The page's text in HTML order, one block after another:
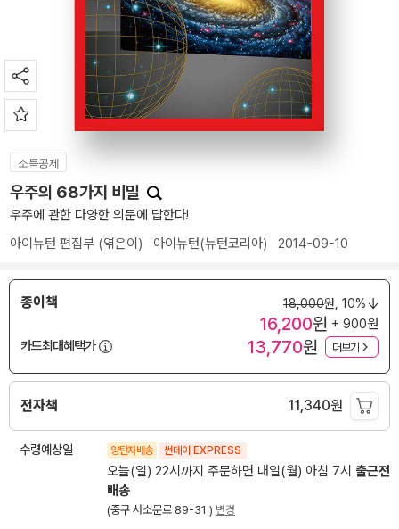
소득공제
우주의 68가지 비밀
우주에 관한 다양한 의문에 답한다!
아이뉴턴 편집부 (엮은이) 아이뉴턴(뉴턴코리아) 2014-09-10
종이책 18,000원, 10%
16,200원 + 900원
카드최대혜택가
13,770원 더보기
전자책 11,340원
수령예상일 양탄자배송 썬데이 EXPRESS
오늘(일) 22시까지 주문하면 내일(월) 아침 7시 출근전
배송
(중구 서소문로 89-31 ) 변경